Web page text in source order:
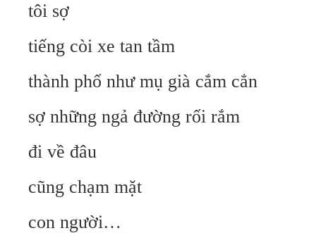
tôi sợ
tiếng còi xe tan tầm
thành phố như mụ già cắm cẳn
sợ những ngả đường rối rắm
đi về đâu
cũng chạm mặt
con người…